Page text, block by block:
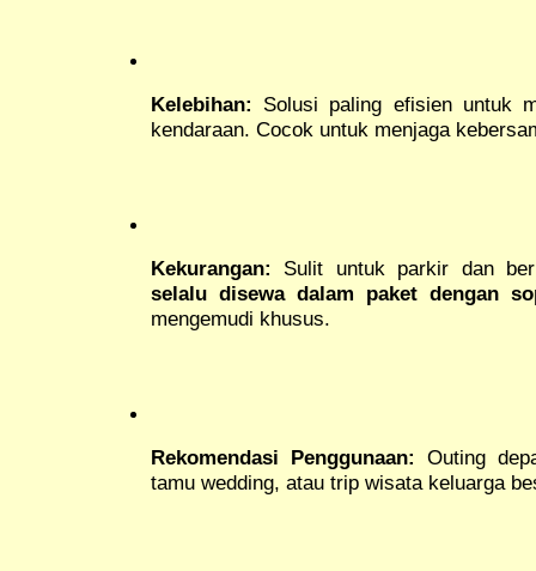
Kelebihan: Solusi paling efisien untuk
kendaraan. Cocok untuk menjaga
Kekurangan: Sulit untuk parkir dan
selalu disewa dalam paket dengan
mengemudi khusus.
Rekomendasi Penggunaan: Outing
tamu wedding, atau trip wisata keluarga